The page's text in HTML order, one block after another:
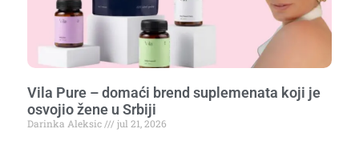
Vila Pure – domaći brend suplemenata koji je
osvojio žene u Srbiji
Darinka Aleksic jul 21, 2026